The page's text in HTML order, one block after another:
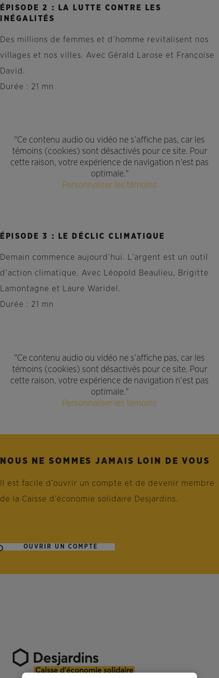
ÉPISODE 2 : LA LUTTE CONTRE LES
INÉGALITÉS
Des millions de femmes et d’homme revitalisent nos
villages et nos villes. Avec Gérald Larose et Françoise
David.
Durée : 21 mn
"Ce contenu audio ou vidéo ne s’affiche pas, car les
témoins (cookies) sont désactivés pour ce site. Pour
cette raison, votre expérience de navigation n'est pas
optimale."
Personnaliser les témoins
ÉPISODE 3 : LE DÉCLIC CLIMATIQUE
Demain commence aujourd’hui. L’argent est un outil
d’action climatique. Avec Léopold Beaulieu, Brigitte
Lamontagne et Laure Waridel.
Durée : 21 mn
"Ce contenu audio ou vidéo ne s’affiche pas, car les
témoins (cookies) sont désactivés pour ce site. Pour
cette raison, votre expérience de navigation n'est pas
optimale."
Personnaliser les témoins
NOUS NE SOMMES JAMAIS LOIN DE VOUS
Il est facile d’ouvrir un compte et de devenir membre
de la Caisse d’économie solidaire Desjardins.
OUVRIR UN COMPTE